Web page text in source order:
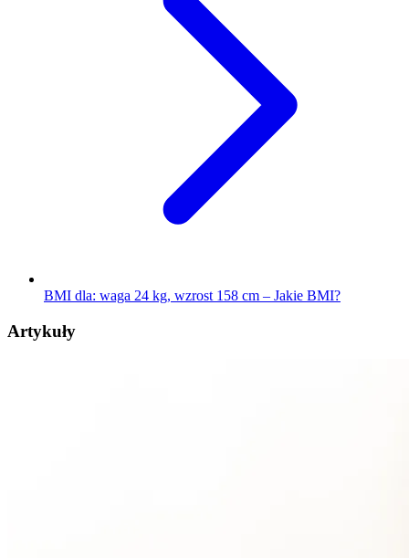
BMI dla: waga 24 kg, wzrost 158 cm – Jakie BMI?
Artykuły